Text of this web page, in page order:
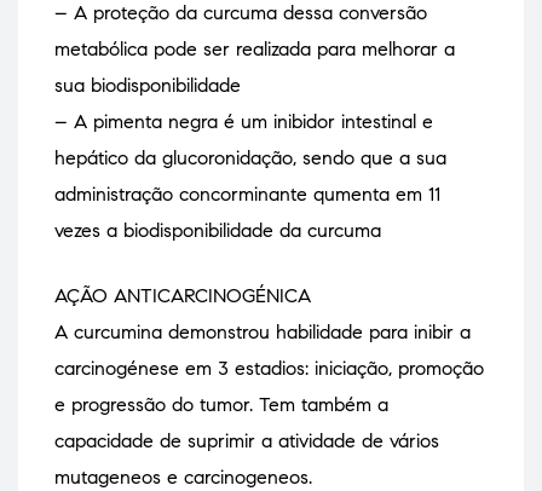
– A proteção da curcuma dessa conversão
metabólica pode ser realizada para melhorar a
sua biodisponibilidade
– A pimenta negra é um inibidor intestinal e
hepático da glucoronidação, sendo que a sua
administração concorminante qumenta em 11
vezes a biodisponibilidade da curcuma
AÇÃO ANTICARCINOGÉNICA
A curcumina demonstrou habilidade para inibir a
carcinogénese em 3 estadios: iniciação, promoção
e progressão do tumor. Tem também a
capacidade de suprimir a atividade de vários
mutageneos e carcinogeneos.